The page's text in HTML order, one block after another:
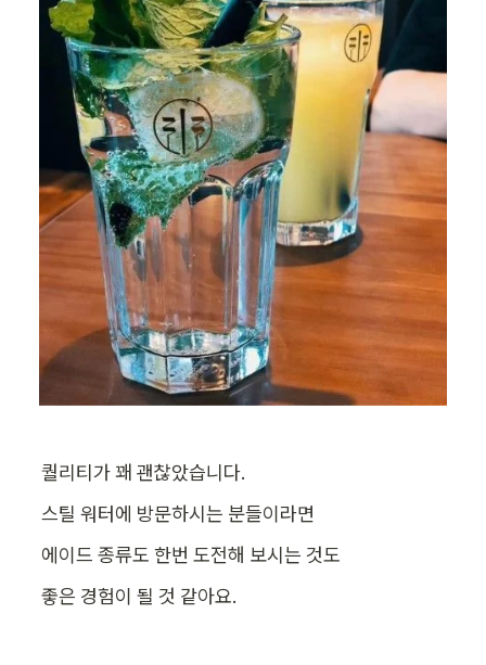
퀄리티가 꽤 괜찮았습니다.
스틸 워터에 방문하시는 분들이라면
에이드 종류도 한번 도전해 보시는 것도
좋은 경험이 될 것 같아요.